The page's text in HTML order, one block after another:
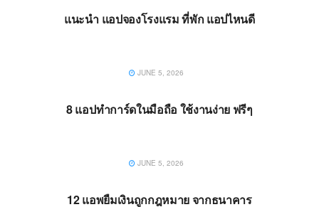
แนะนำ แอปจองโรงแรม ที่พัก แอปไหนดี
JUNE 5, 2026
8 แอปทำการ์ดในมือถือ ใช้งานง่าย ฟรีๆ
JUNE 5, 2026
12 แอพยืมเงินถูกกฎหมาย จากธนาคาร